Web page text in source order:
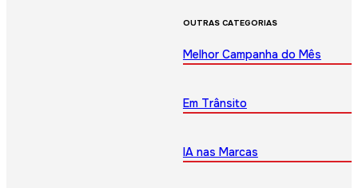
OUTRAS CATEGORIAS
Melhor Campanha do Mês
Em Trânsito
IA nas Marcas